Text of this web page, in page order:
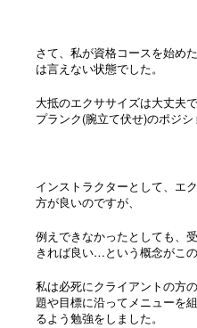
さて、私が資格コースを始め
は言えない状態でした。
大抵のエクササイズは大丈夫
プランク(腕立て伏せ)のポジシ
インストラクターとして、エ
方が良いのですが、
例えできなかったとしても、
きれば良い…という概念がこの
私は必死にクライアントの方
題や目標に沿ってメニューを
るよう勉強をしました。